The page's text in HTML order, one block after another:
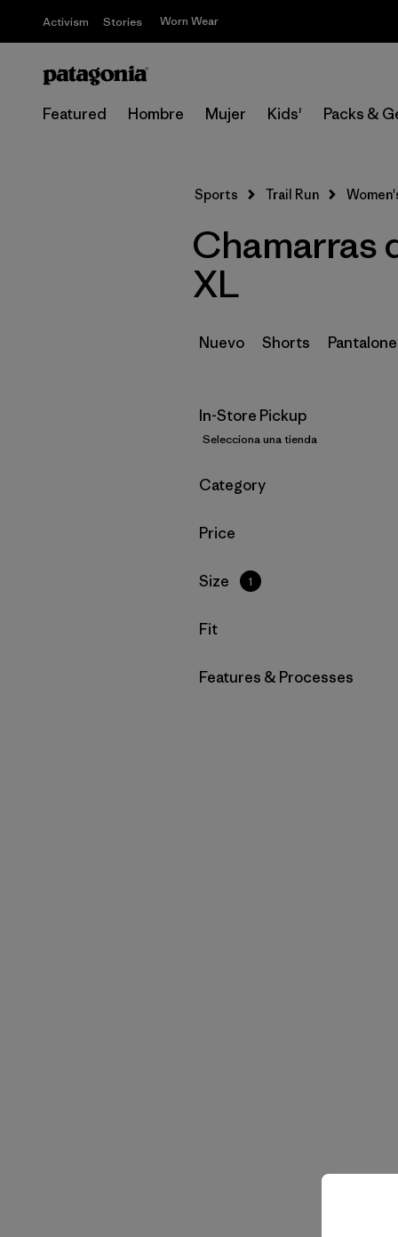
Activism Stories Worn Wear
Featured Hombre Mujer Kids' Packs &
Sports Trail Run
Chamarras
XL
Nuevo Shorts
In-Store Pickup
Selecciona una tienda
Filtrar por
Category
Filtrar por
Price
Filtrar por
Size 1
Filtrar por
Fit
Filtrar por
Features & Processes